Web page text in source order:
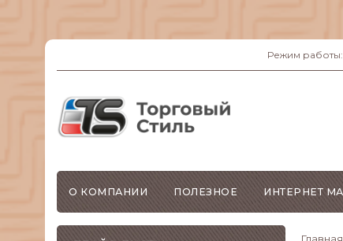
Режим
О КОМПАНИИ ПОЛЕЗНОЕ ИНТЕРНЕТ